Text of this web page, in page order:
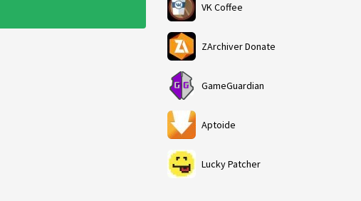
VK Coffee
ZArchiver Donate
GameGuardian
Aptoide
Lucky Patcher